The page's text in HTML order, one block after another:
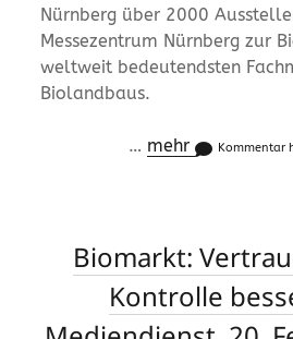
Nürnberg über 2000
Messezentrum Nürnberg zur
weltweit bedeutendsten
Biolandbaus.
… mehr Kommentar
Biomarkt:
Kontrolle